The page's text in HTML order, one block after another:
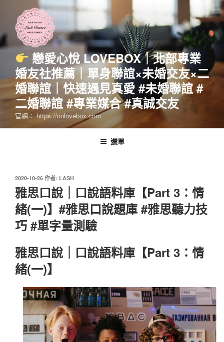
要
戀愛心悅 LOVEBOX｜北部專業
婚友社推薦｜單身聯誼×未婚交友×二
婚聯誼｜快速遇見真愛 #未婚聯誼 #
二婚聯誼 #專業媒合 #真誠交友
官網： https://onlovebox.com
選單
發
佈
於
2020-10-26 作者: LASH
雅思口說｜口說語料庫【Part 3：情
緒(一)】#雅思口說題庫 #雅思聽力技
巧 #單字量測驗
雅思口說｜口說語料庫【Part 3：情
緒(一)】